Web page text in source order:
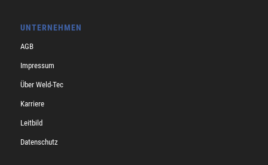
UNTERNEHMEN
AGB
Impressum
Über Weld-Tec
Karriere
Leitbild
Datenschutz